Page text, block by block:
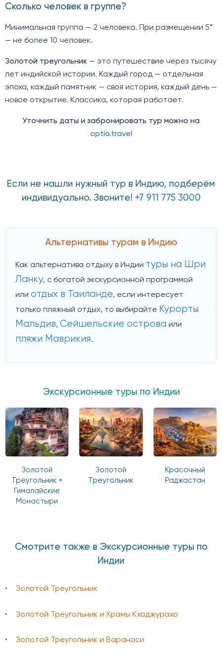
Сколько человек в группе?
Минимальная группа — 2 человека. При размещении 5*
— не более 10 человек.
Золотой треугольник — это путешествие через тысячу
лет индийской истории. Каждый город — отдельная
эпоха, каждый памятник — своя история, каждый день —
новое открытие. Классика, которая работает.
Уточнить даты и забронировать тур можно на
optio.travel
Если не нашли нужный тур в Индию, подберём
индивидуально. Звоните! +7 911 775 3000
Альтернативы турам в Индию
Как альтернатива отдыху в Индии туры на Шри
Ланку, с богатой экскурсионной программой
или отдых в Таиланде, если интересует
только пляжный отдых, то выбирайте Курорты
Мальдив, Сейшельские острова или
пляжи Маврикия.
Экскурсионные туры по Индии
Золотой
Треугольник +
Гималайские
Монастыри
Золотой
Треугольник
Красочный
Раджастан
Смотрите также в Экскурсионные туры по
Индии
Золотой Треугольник
Золотой Треугольник и Храмы Кхаджурахо
Золотой Треугольник и Варанаси